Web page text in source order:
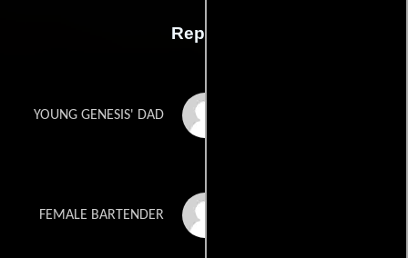
Reparto
YOUNG GENESIS' DAD
FEMALE BARTENDER